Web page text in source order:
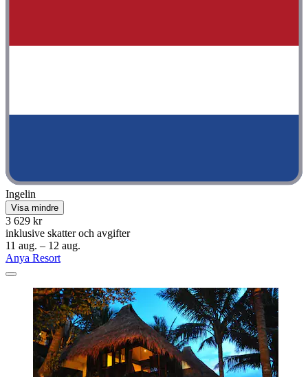
Ingelin
Visa mindre
3 629 kr
inklusive skatter och avgifter
11 aug. – 12 aug.
Anya Resort